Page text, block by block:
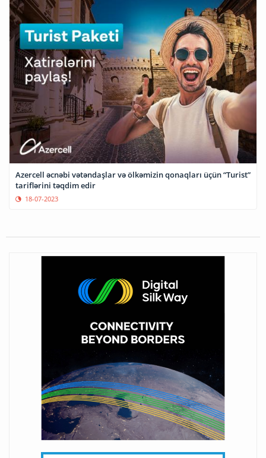
Azercell əcnəbi vətəndaşlar və ölkəmizin qonaqları üçün “Turist”
tariflərini təqdim edir
18-07-2023